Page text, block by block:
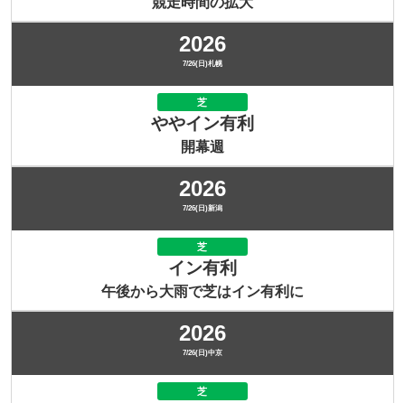
2026
7/26(日)札幌
芝
ややイン有利
開幕週
2026
7/26(日)新潟
芝
イン有利
午後から大雨で芝はイン有利に
2026
7/26(日)中京
芝